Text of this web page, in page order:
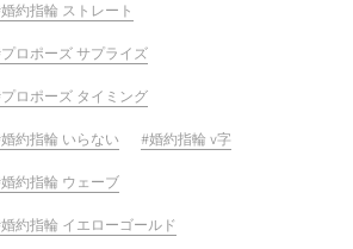
婚約指輪 ストレート
プロポーズ サプライズ
プロポーズ タイミング
婚約指輪 いらない 婚約指輪 v字
婚約指輪 ウェーブ
婚約指輪 イエローゴールド